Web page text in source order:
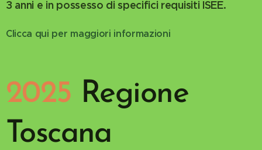
3 anni e in possesso di specifici requisiti ISEE.
Clicca qui per maggiori informazioni
2025 Regione
Toscana